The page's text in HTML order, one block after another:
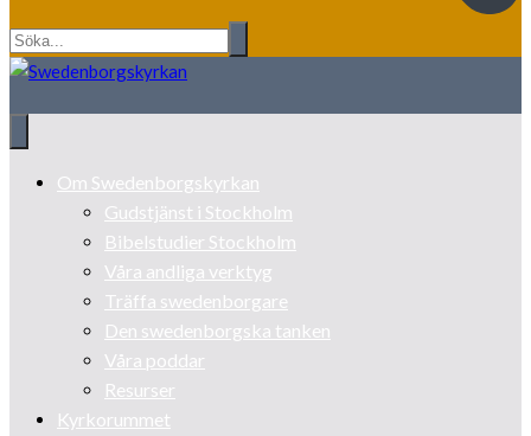
Om Swedenborgskyrkan
Gudstjänst i Stockholm
Bibelstudier Stockholm
Våra andliga verktyg
Träffa swedenborgare
Den swedenborgska tanken
Våra poddar
Resurser
Kyrkorummet